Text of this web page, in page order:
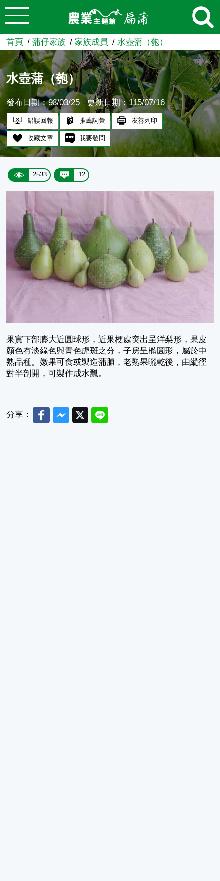
跳到主要內容
農業知識入口網
首頁 蒲仔家族 家族成員 水壺蒲（匏）
水壺蒲（匏）
發布日期：98/03/25 更新日期：115/07/16
錯誤回報 推薦詞彙 友善列印
收藏文章 我要發問
2533 12
果實下部膨大近圓球形，近果梗處突出呈洋梨形，果皮
顏色有淡綠色與青色虎斑之分，子房呈橢圓形，屬於中
熟品種。嫩果可食或製造蒲脯，老熟果曬乾後，由縱徑
對半剖開，可製作成水瓢。
分享： FacebookMessenger
TwitterLine